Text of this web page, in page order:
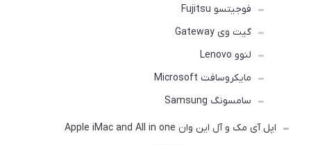
فوجیتسو Fujitsu
گیت وی Gateway
لنوو Lenovo
مایکروسافت Microsoft
سامسونگ Samsung
اپل آی مک و آل این وان Apple iMac and All in one